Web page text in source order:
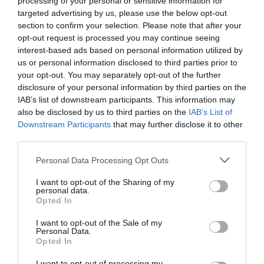
targeted advertising by us, please use the below opt-out
section to confirm your selection. Please note that after your
opt-out request is processed you may continue seeing
interest-based ads based on personal information utilized by
us or personal information disclosed to third parties prior to
your opt-out. You may separately opt-out of the further
disclosure of your personal information by third parties on the
IAB’s list of downstream participants. This information may
also be disclosed by us to third parties on the IAB’s List of
Downstream Participants that may further disclose it to other
Please note that this website/app uses one or more Google
not limited to your visit or usage behaviour. You may click to
grant or deny consent to Google and its third-party tags to
use your data for below specified purposes in below Google
consent section.
Personal Data Processing Opt Outs
I want to opt-out of the Sharing of my
personal data.
Opted In
I want to opt-out of the Sale of my
Personal Data.
Opted In
használhatók fel. Az épület főbejáratát a nyugati
oldalon, a Fürdővel közös külső tér újra
fogalmazásával fogják megoldani, olyan módon,
hogy a fürdő és a hotel funkciók egymástól el
legyenek majd választva.
Az összesen54 kétágyas standard szobát és6darab
(két standard szobaegység méretű) lakosztályt 2,
vagy 3szinten kell elhelyezni. A standard szobák
minimum 3,40 m belméretűek, fürdőszobával együtt
legalább24 m -esek lesznek, a szobák egyharmadát
elérhetőségét egy különálló lift biztosítsa.
A tervezés során megvizsgálandó egy tetőszintre
épített wellness központ, amely csak a